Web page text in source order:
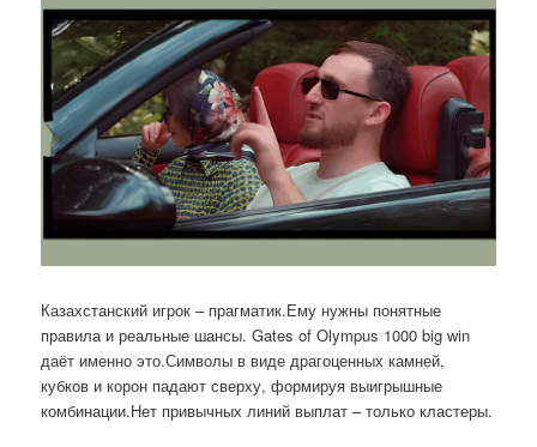
Казахстанский игрок – прагматик.Ему нужны понятные
правила и реальные шансы. Gates of Olympus 1000 big win
даёт именно это.Символы в виде драгоценных камней,
кубков и корон падают сверху, формируя выигрышные
комбинации.Нет привычных линий выплат – только кластеры.